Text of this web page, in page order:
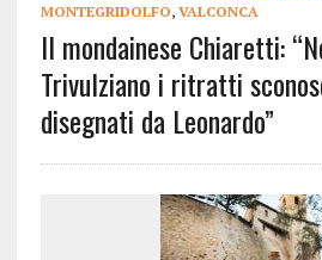
MONTEGRIDOLFO, VALCONCA
Il mondainese Chiaretti:
Trivulziano i ritratti
disegnati da Leonardo”